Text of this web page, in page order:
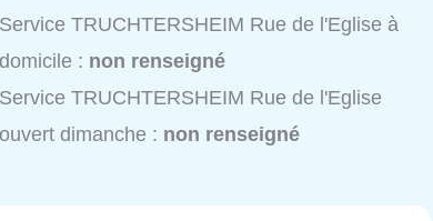
Service TRUCHTERSHEIM Rue de l'Eglise à
domicile : non renseigné
Service TRUCHTERSHEIM Rue de l'Eglise
ouvert dimanche : non renseigné